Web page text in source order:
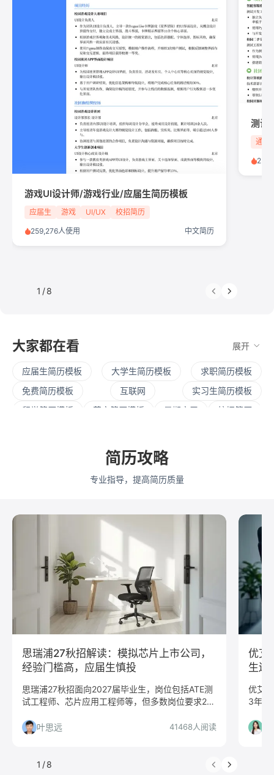
游戏UI设计师/游戏行业/应届生简历模板
应届生 游戏 UI/UX 校招简历
259,276人使用 中文简历
测试
通信
1 /8
大家都在看 展开
应届生简历模板 大学生简历模板
求职简历模板
免费简历模板
互联网
实习生简历模板
留学简历模板
英文简历模板 暑期实习
校招简历
考研复试 简历范文
运营简历模板
大数据
医疗/健康
算法工程师
快消 JavaScript
.NET工程师
网络安全 数据分析
嵌入式
市场/营销
采购贸易 商务拓展
文案/策划
SEO/SEM 新媒体
清华大学
武汉大学
中山大学 中国人民大学
对外经贸大学
香港大学
四川大学 南开大学
南京大学
吉林大学
中南大学 深圳大学
暨南大学
金融
文化/传媒
房地产
仓储/物流
简历攻略
专业指导，提高简历质量
思瑞浦27秋招解读：模拟芯片上市公司，
经验门槛高，应届生慎投
思瑞浦27秋招面向2027届毕业生，岗位包括ATE测
试工程师、芯片应用工程师等，但多数岗位要求2-5
析哪些岗位值得投、哪些人适合投。
叶思远 41468人阅读
优艾
生还
优艾
3年以
读，
1 /8